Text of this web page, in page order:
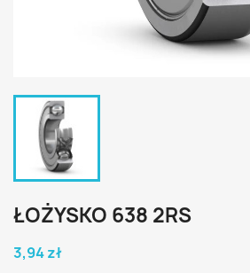
ŁOŻYSKO 638 2RS
3,94 zł